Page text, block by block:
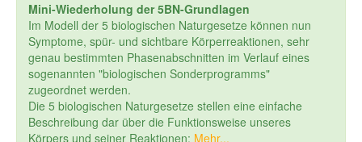
Mini-Wiederholung der 5BN-Grundlagen
Im Modell der 5 biologischen Naturgesetze können nun
Symptome, spür- und sichtbare Körperreaktionen, sehr
genau bestimmten Phasenabschnitten im Verlauf eines
sogenannten "biologischen Sonderprogramms"
zugeordnet werden.
Die 5 biologischen Naturgesetze stellen eine einfache
Beschreibung dar über die Funktionsweise unseres
Körpers und seiner Reaktionen: Mehr...